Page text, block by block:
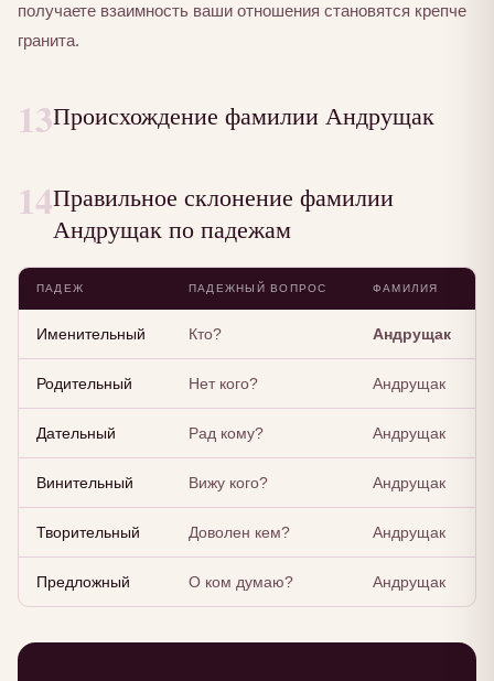
получаете взаимность ваши отношения становятся крепче
гранита.
13Происхождение фамилии Андрущак
14Правильное склонение фамилии
Андрущак по падежам
ПАДЕЖ ПАДЕЖНЫЙ ВОПРОС ФАМИЛИЯ
Именительный Кто? Андрущак
Родительный Нет кого? Андрущак
Дательный Рад кому? Андрущак
Винительный Вижу кого? Андрущак
Творительный Доволен кем? Андрущак
Предложный О ком думаю? Андрущак